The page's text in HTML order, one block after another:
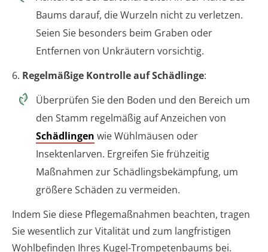
Baums darauf, die Wurzeln nicht zu verletzen.
Seien Sie besonders beim Graben oder
Entfernen von Unkräutern vorsichtig.
6. Regelmäßige Kontrolle auf Schädlinge:
Überprüfen Sie den Boden und den Bereich um
den Stamm regelmäßig auf Anzeichen von
Schädlingen wie Wühlmäusen oder
Insektenlarven. Ergreifen Sie frühzeitig
Maßnahmen zur Schädlingsbekämpfung, um
größere Schäden zu vermeiden.
Indem Sie diese Pflegemaßnahmen beachten, tragen
Sie wesentlich zur Vitalität und zum langfristigen
Wohlbefinden Ihres Kugel-Trompetenbaums bei.